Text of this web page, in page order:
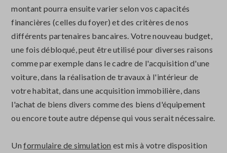
montant pourra ensuite varier selon vos capacités
financières (celles du foyer) et des critères de nos
différents partenaires bancaires. Votre nouveau budget,
une fois débloqué, peut être utilisé pour diverses raisons
comme par exemple dans le cadre de l'acquisition d'une
voiture, dans la réalisation de travaux à l'intérieur de
votre habitat, dans une acquisition immobilière, dans
l'achat de biens divers comme des biens d'équipement
ou encore toute autre dépense qui vous serait nécessaire.
Unformulaire de simulation est mis à votre disposition